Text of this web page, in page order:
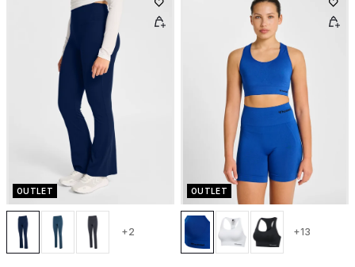
OUTLET
+2
OUTLET
+13